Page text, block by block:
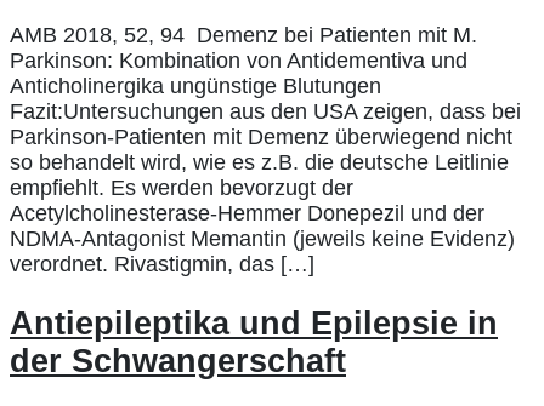
AMB 2018, 52, 94 Demenz bei Patienten mit M.
Parkinson: Kombination von Antidementiva und
Anticholinergika ungünstige Blutungen
Fazit:Untersuchungen aus den USA zeigen, dass bei
Parkinson-Patienten mit Demenz überwiegend nicht
so behandelt wird, wie es z.B. die deutsche Leitlinie
empfiehlt. Es werden bevorzugt der
Acetylcholinesterase-Hemmer Donepezil und der
NDMA-Antagonist Memantin (jeweils keine Evidenz)
verordnet. Rivastigmin, das […]
Antiepileptika und Epilepsie in
der Schwangerschaft